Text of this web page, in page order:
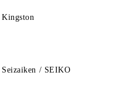
Kingston
Seizaiken / SEIKO